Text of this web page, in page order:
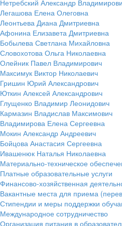
Нетребский Александр
Легашова Елена Олеговна
Леонтьева Диана Дмитриевна
Афонина Елизавета Дмитриевна
Бобылева Светлана Михайловна
Словохотова Ольга Николаевна
Олейник Павел Владимирович
Максимук Виктор Николаевич
Гришин Юрий Александрович
Юткин Алексей Александрович
Глущенко Владимир Леонидович
Кармазин Владислав Максимович
Владимирова Елена Сергеевна
Мокин Александр Андреевич
Бойцова Анастасия Сергеевна
Ивашенюк Наталья Николаевна
Материально-техническое
Платные образовательные услуги
Финансово-хозяйственная
Вакантные места для приема
Стипендии и меры поддержки
Международное сотрудничество
Организация питания в